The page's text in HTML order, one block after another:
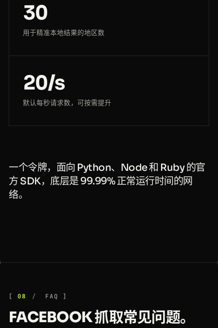
30
用于精准本地结果的地区数
20/s
默认每秒请求数，可按需提升
一个令牌，面向 Python、Node 和 Ruby 的官
方 SDK，底层是 99.99% 正常运行时间的网
络。
08 FAQ
FACEBOOK 抓取常见问题。